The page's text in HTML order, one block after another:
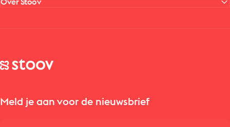
Over Stoov
Stoov® | Cordless Heated Cushions & Blankets
Meld je aan voor de nieuwsbrief